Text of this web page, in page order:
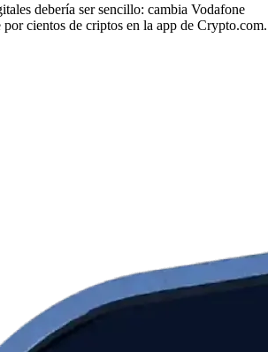
debería ser sencillo: cambia Vodafone
cientos de criptos en la app de Crypto.com.